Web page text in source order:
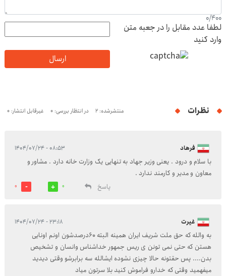
0/400
لطفا عدد مقابل را در جعبه متن
وارد کنید
ارسال
نظرات منتشرشده: 2 در انتظار بررسی: 0 غیرقابل انتشار: 0
فرهاد ۰۸:۵۳ - ۱۴۰۴/۰۷/۲۴
با سلام و درود . یعنی وزیر جهاد به تنهایی یک وزارت خانه دارد . مشاور و
معاون و مدیر و کارمند ندارد .
پاسخ
0
0
غیرت ۲۳:۱۸ - ۱۴۰۴/۰۷/۲۴
به والله که حق ملت شریف ایران همینه البته 60درصدشون اونم اونایی
هستن که حتی نمی تونن ی ریس جمهور خداشناس وانسان و تشخیص
بدن.... پس حقتونه حالا چیزی نشوده ایشالله سه برابرشو وقتی دیدید
میفهمید وقتی که خدارو فراموش کنید بلا سرتون میاد